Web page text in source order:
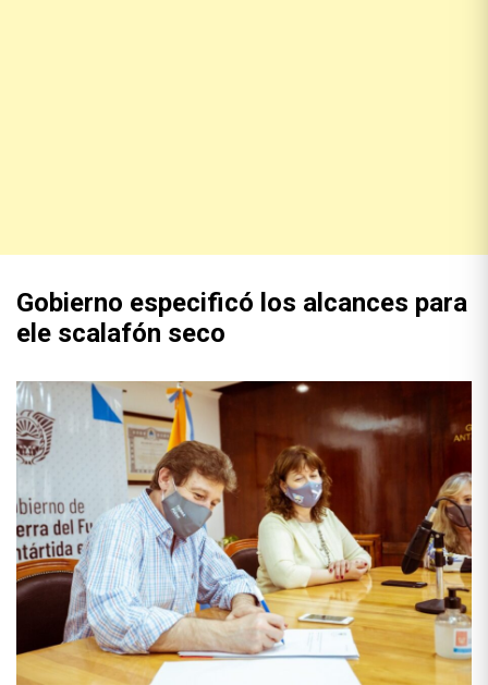
Gobierno especificó los alcances para
ele scalafón seco